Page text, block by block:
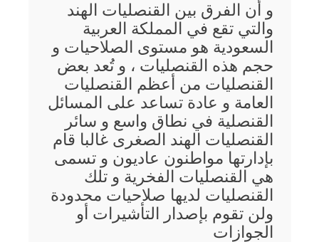
و أن الفرق بين القنصليات الهند
والتي تقع في المملكة العربية
السعودية هو مستوى الصلاحيات و
حجم هذه القنصليات ، و تُعد بعض
القنصليات من أعظم القنصليات
العامة و عادة تساعد على المسائل
القنصلية في نطاق واسع و سائر
القنصليات الهند الصغرى غالبا قام
بإدارتها مواطنون عاديون و تسمى
هي القنصليات الفخرية و تلك
القنصليات لديها صلاحيات محدودة
ولن تقوم بإصدار التأشيرات أو
الجوازات